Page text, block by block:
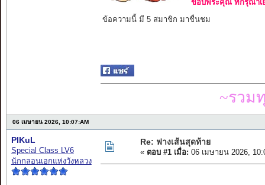
ขอบพระคุณ ที่กรุณาเ
ข้อความนี้ มี 5 สมาชิก มาชื่นชม
~รวม
06 เมษายน 2026, 10:07:AM
PIKuL
Special Class LV6
นักกลอนเอกแห่งวังหลวง
Re: ฟางเส้นสุดท้าย
« ตอบ #1 เมื่อ: 06 เมษายน 2026,